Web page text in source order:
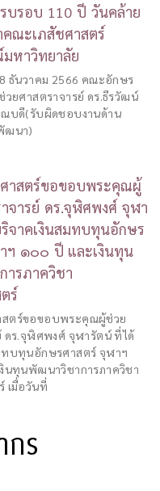
บรอบ 110 ปี วันคล้าย
ณะเภสัชศาสตร์
หาวิทยาลัย
ธันวาคม 2566 คณะอักษร
วยศาสตราจารย์ ดร.ธีรวัฒน์
บดี(รับผิดชอบงานด้าน
ฒนา)
าสตร์ขอขอบพระคุณผู้
จารย์ ดร.จุฬิศพงศ์ จุฬา
จาคเงินสมทบทุนอักษร
ฯ ๑๐๐ ปี และเงินทุน
รภาควิชา
ร์
ตร์ขอขอบพระคุณผู้ช่วย
ดร.จุฬิศพงศ์ จุฬารัตน์ ที่ได้
ทบทุนอักษรศาสตร์ จุฬาฯ
นทุนพัฒนาวิชาการภาควิชา
เมื่อวันที่
กร